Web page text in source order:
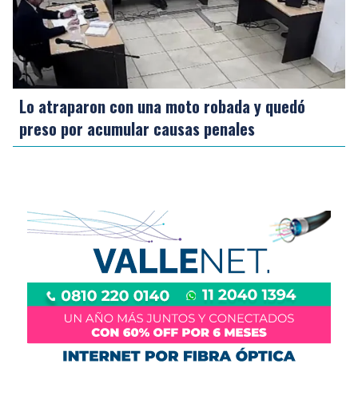
Lo atraparon con una moto robada y quedó
preso por acumular causas penales